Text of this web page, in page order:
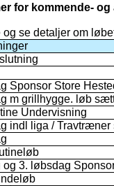
for kommende-
se detaljer om
Sponsor Store
m grillhygge. løb
Undervisning
indl liga / Travtræner
og 3. løbsdag